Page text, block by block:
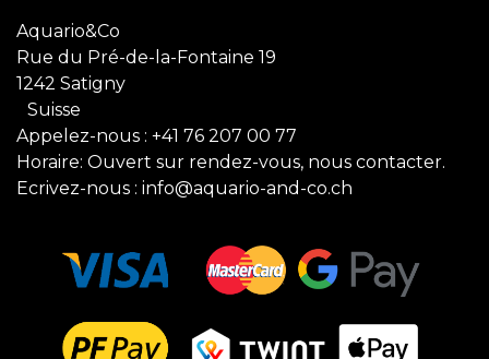
Aquario&Co
Rue du Pré-de-la-Fontaine 19
1242 Satigny
Suisse
Appelez-nous : +41 76 207 00 77
Horaire: Ouvert sur rendez-vous, nous contacter.
Ecrivez-nous : info@aquario-and-co.ch